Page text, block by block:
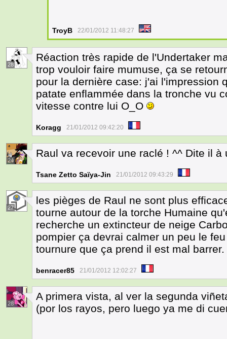
TroyB 22/01/2012 11:48:27
28
Réaction très rapide de l'Undertaker
trop vouloir faire mumuse, ça se
pour la dernière case: j'ai l'impression
patate enflammée dans la tronche vu
vitesse contre lui O_O
Koragg 21/01/2012 09:42:20
24
Raul va recevoir une raclé ! ^^ Dite il
Tsane Zetto Saïya-Jin 21/01/2012 09:43:29
27
les pièges de Raul ne sont plus
tourne autour de la torche Humaine
recherche un extincteur de neige
pompier ça devrai calmer un peu le
tournure que ça prend il est mal barrer.
benracer85 21/01/2012 12:02:27
28
A primera vista, al ver la segunda
(por los rayos, pero luego ya me di